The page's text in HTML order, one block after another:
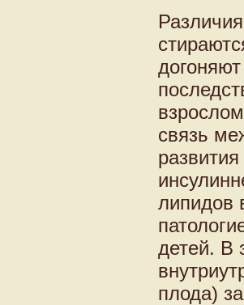
связь
липидов
детей. В
плода)